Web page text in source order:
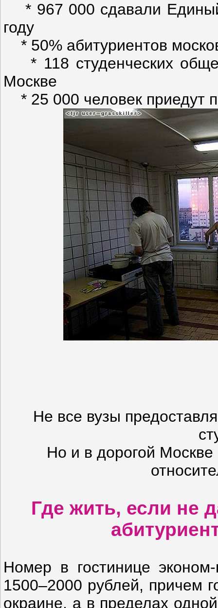
* 967 000 сдавали Единый
году
* 50% абитуриентов
* 118 студенческих
Москве
* 25 000 человек приедут
Не все вузы
Но и в дорогой
Где жить, если не
Номер в гостинице
1500–2000 рублей, причем
окраине, а в пределах